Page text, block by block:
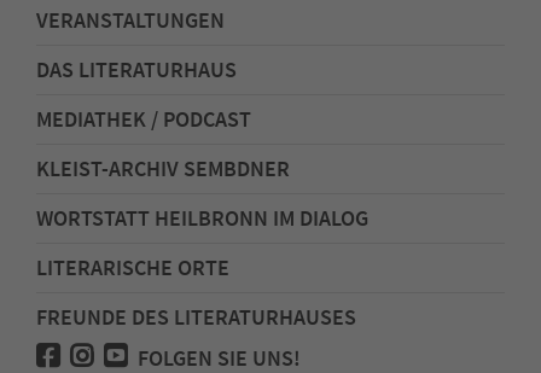
VERANSTALTUNGEN
DAS LITERATURHAUS
MEDIATHEK / PODCAST
KLEIST-ARCHIV SEMBDNER
WORTSTATT HEILBRONN IM DIALOG
LITERARISCHE ORTE
FREUNDE DES LITERATURHAUSES
FOLGEN SIE UNS!